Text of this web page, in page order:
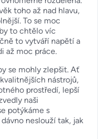
toho až nad hlavu,
To se moc
to chtělo víc
to vytváří napětí a
až moc práce.
se mohly zlepšit. Ať
nástrojů,
prostředí, lepší
naši
potýkáme s
neslouží tak, jak